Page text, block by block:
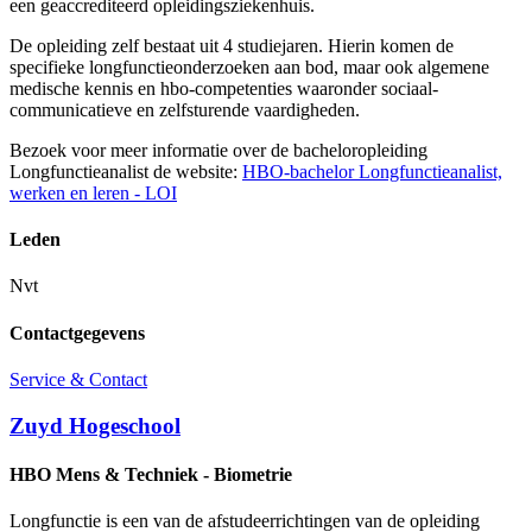
een geaccrediteerd opleidingsziekenhuis.
De opleiding zelf bestaat uit 4 studiejaren. Hierin komen de
specifieke longfunctieonderzoeken aan bod, maar ook algemene
medische kennis en hbo-competenties waaronder sociaal-
communicatieve en zelfsturende vaardigheden.
Bezoek voor meer informatie over de bacheloropleiding
Longfunctieanalist de website: HBO-bachelor Longfunctieanalist,
werken en leren - LOI
Leden
Nvt
Contactgegevens
Service & Contact
Zuyd Hogeschool
HBO Mens & Techniek - Biometrie
Longfunctie is een van de afstudeerrichtingen van de opleiding